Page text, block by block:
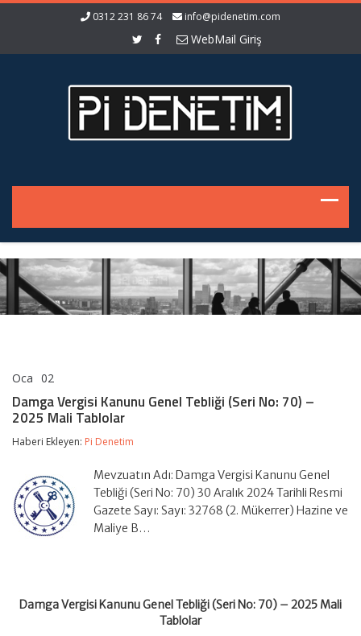
0312 231 86 74 info@pidenetim.com
WebMail Giriş
Oca 02
Kanunu
Genel
(Seri
2025
Mali
Tablolar
Damga Vergisi Kanunu Genel Tebliği (Seri No: 70) –
2025 Mali Tablolar
Haberi Ekleyen: Pi Denetim
Mevzuatın Adı: Damga Vergisi Kanunu Genel
Tebliği (Seri No: 70) 30 Aralık 2024 Tarihli Resmi
Gazete Sayı: Sayı: 32768 (2. Mükerrer) Hazine ve
Maliye B…
Damga Vergisi Kanunu Genel Tebliği (Seri No: 70) – 2025 Mali
Tablolar